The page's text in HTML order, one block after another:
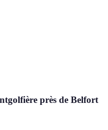
près de Belfort